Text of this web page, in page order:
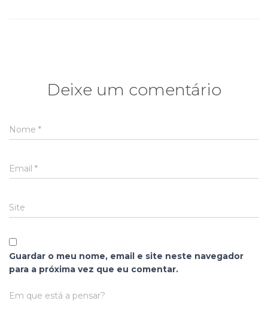
Deixe um comentário
Nome *
Email *
Site
Guardar o meu nome, email e site neste navegador
para a próxima vez que eu comentar.
Em que está a pensar?